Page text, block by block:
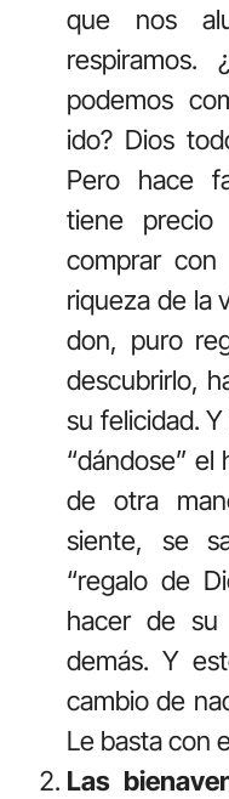
que nos
respiramos.
podemos
ido? Dios
Pero hace
tiene
comprar
riqueza de la
don, puro
descubrirlo,
su felicidad.
“dándose”
de otra
siente, se
“regalo de
hacer de
demás. Y
cambio de
Le basta con
Las